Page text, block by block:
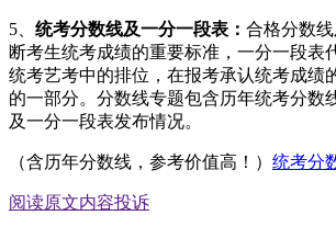
5、 统考分数线及一分一段表： 合格分数
断考生统考成绩的重要标准，一分一段表
统考艺考中的排位，在报考承认统考成绩
的一部分。分数线专题包含历年统考分数
及一分一段表发布情况。
（含历年分数线，参考价值高！） 统考分
阅读原文内容投诉